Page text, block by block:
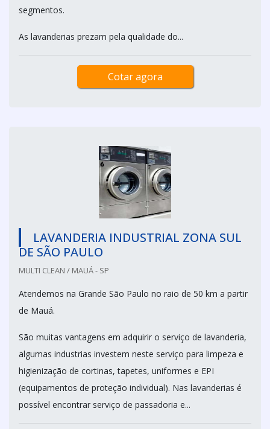
segmentos.
As lavanderias prezam pela qualidade do...
Cotar agora
LAVANDERIA INDUSTRIAL ZONA SUL
DE SÃO PAULO
MULTI CLEAN / MAUÁ - SP
Atendemos na Grande São Paulo no raio de 50 km a partir
de Mauá.
São muitas vantagens em adquirir o serviço de lavanderia,
algumas industrias investem neste serviço para limpeza e
higienização de cortinas, tapetes, uniformes e EPI
(equipamentos de proteção individual). Nas lavanderias é
possível encontrar serviço de passadoria e...